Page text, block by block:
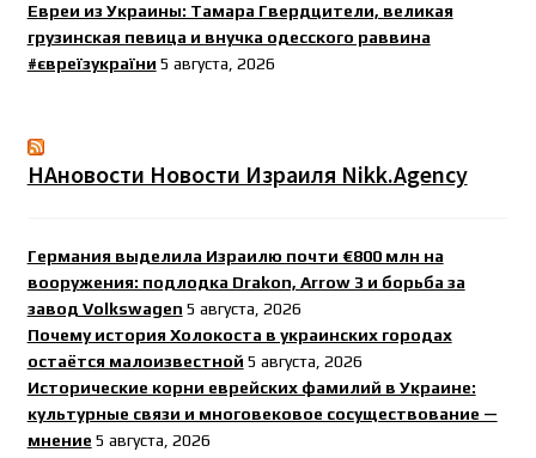
Евреи из Украины: Тамара Гвердцители, великая
грузинская певица и внучка одесского раввина
#євреїзукраїни 5 августа, 2026
НАновости Новости Израиля Nikk.Agency
Германия выделила Израилю почти €800 млн на
вооружения: подлодка Drakon, Arrow 3 и борьба за
завод Volkswagen 5 августа, 2026
Почему история Холокоста в украинских городах
остаётся малоизвестной 5 августа, 2026
Исторические корни еврейских фамилий в Украине:
культурные связи и многовековое сосуществование —
мнение 5 августа, 2026